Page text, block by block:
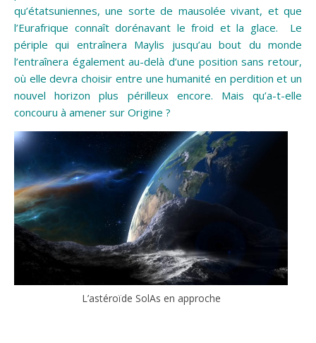
qu’étatsuniennes, une sorte de mausolée vivant, et que
l’Eurafrique connaît dorénavant le froid et la glace. Le
périple qui entraînera Maylis jusqu’au bout du monde
l’entraînera également au-delà d’une position sans retour,
où elle devra choisir entre une humanité en perdition et un
nouvel horizon plus périlleux encore. Mais qu’a-t-elle
concouru à amener sur Origine ?
L’astéroïde SolAs en approche